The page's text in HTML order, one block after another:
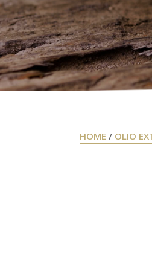
HOME / OLIO